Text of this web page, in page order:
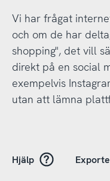
Vi har frågat
och om de har
shopping", det vill
direkt på en social
exempelvis
utan att lämna
Hjälp